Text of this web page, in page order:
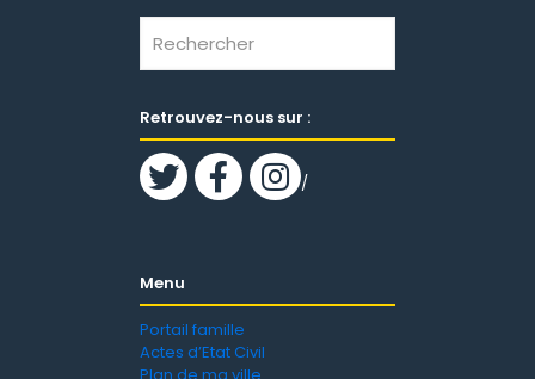
Retrouvez-nous sur :
/
Menu
Portail famille
Actes d’Etat Civil